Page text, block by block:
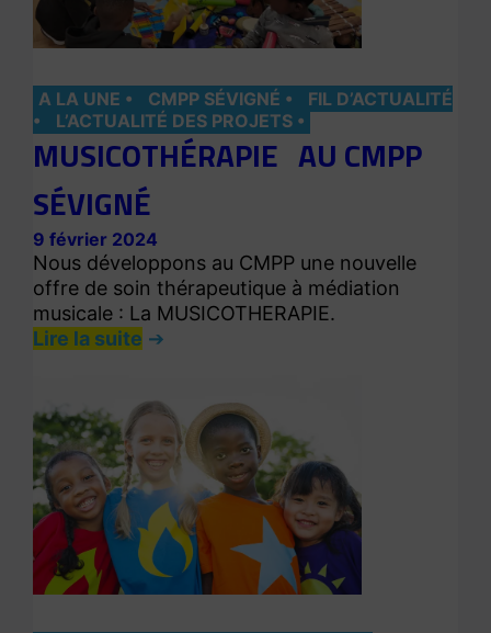
A LA UNE CMPP SÉVIGNÉ
FIL D’ACTUALITÉ
L’ACTUALITÉ DES PROJETS
MUSICOTHÉRAPIE AU CMPP
SÉVIGNÉ
9 février 2024
Nous développons au CMPP une nouvelle
offre de soin thérapeutique à médiation
musicale : La MUSICOTHERAPIE.
Lire la suite